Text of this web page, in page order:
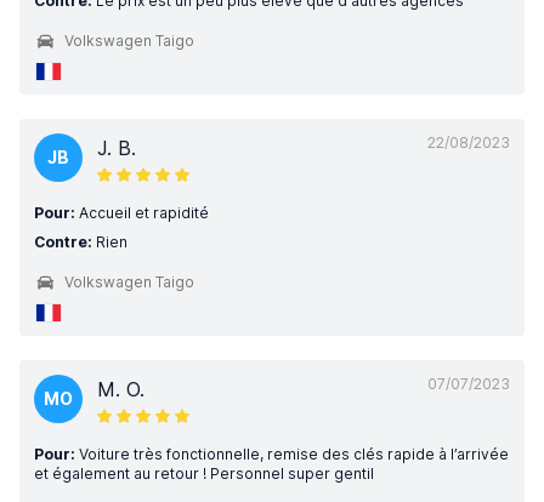
Volkswagen Taigo
22/08/2023
JB J. B.
Pour: Accueil et rapidité
Contre: Rien
Volkswagen Taigo
07/07/2023
MO M. O.
Pour: Voiture très fonctionnelle, remise des clés rapide à l’arrivée
et également au retour ! Personnel super gentil